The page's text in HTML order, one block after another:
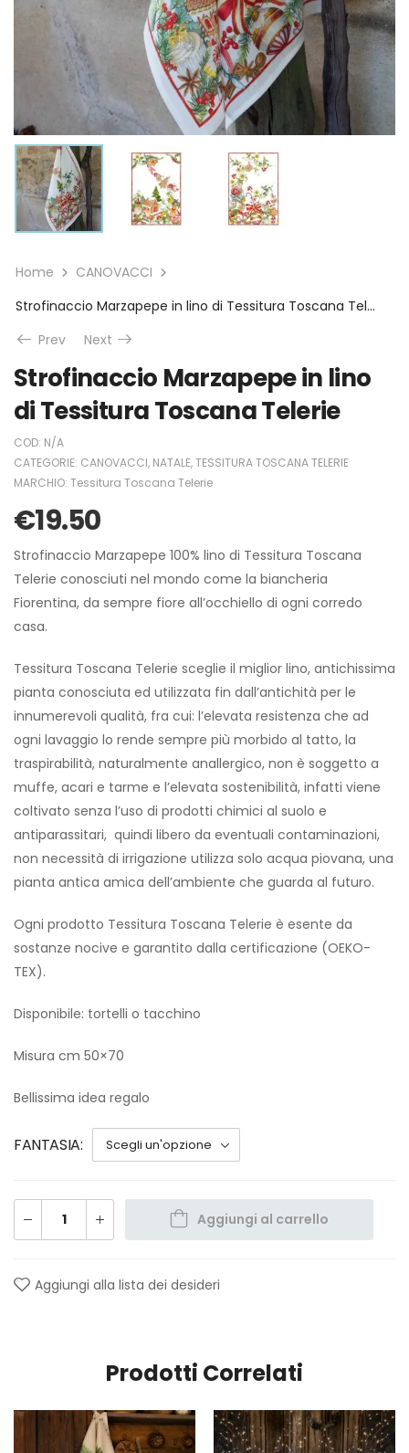
Home
CANOVACCI
Strofinaccio Marzapepe in lino di Tessitura Toscana Telerie
Prev
Next
Strofinaccio Marzapepe in lino
di Tessitura Toscana Telerie
COD: N/A
CATEGORIE: CANOVACCI, NATALE,TESSITURA TOSCANA TELERIE
MARCHIO: Tessitura Toscana Telerie
€19.50
Strofinaccio Marzapepe 100% lino di Tessitura Toscana
Telerie conosciuti nel mondo come la biancheria
Fiorentina, da sempre fiore all’occhiello di ogni corredo
casa.
Tessitura Toscana Telerie sceglie il miglior lino, antichissima
pianta conosciuta ed utilizzata fin dall’antichità per le
innumerevoli qualità, fra cui: l’elevata resistenza che ad
ogni lavaggio lo rende sempre più morbido al tatto, la
traspirabilità, naturalmente anallergico, non è soggetto a
muffe, acari e tarme e l’elevata sostenibilità, infatti viene
coltivato senza l’uso di prodotti chimici al suolo e
antiparassitari, quindi libero da eventuali contaminazioni,
non necessità di irrigazione utilizza solo acqua piovana, una
pianta antica amica dell’ambiente che guarda al futuro.
Ogni prodotto Tessitura Toscana Telerie è esente da
sostanze nocive e garantito dalla certificazione (OEKO-
TEX).
Disponibile: tortelli o tacchino
Misura cm 50×70
Bellissima idea regalo
FANTASIA
Aggiungi al carrello
Aggiungi alla lista dei desideri
Prodotti Correlati